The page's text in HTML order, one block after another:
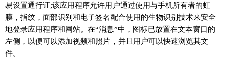
易设置通行证;该应用程序允许用户通过使用与手机所有者的虹
膜，指纹，面部识别和电子签名配合使用的生物识别技术来安全
地登录应用程序和网站。在“消息”中，图标已放置在文本窗口的
左侧，以便可以添加视频和照片，并且用户可以快速浏览其文
件。